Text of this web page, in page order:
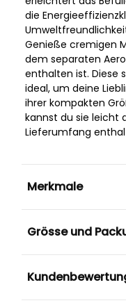
die
Genieße cremigen
dem separaten
enthalten ist. Diese
ideal, um deine
ihrer kompakten
kannst du sie leicht
Lieferumfang
Merkmale
Grösse und